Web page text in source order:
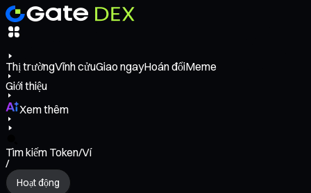
Thị trườngVĩnh cửuGiao ngayHoán đổiMeme
Giới thiệu
Xem thêm
Tìm kiếm Token/Ví
/
Hoạt động